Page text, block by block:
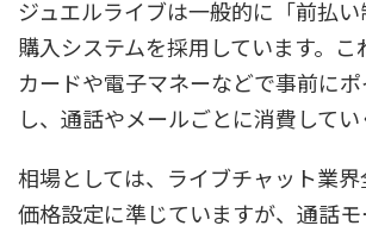
ジュエルライブは一般的に「前払
購入システムを採用しています。こ
カードや電子マネーなどで事前に
し、通話やメールごとに消費してい
相場としては、ライブチャット業
価格設定に準じていますが、通話